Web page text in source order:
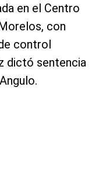
en el Centro
con
control
dictó sentencia